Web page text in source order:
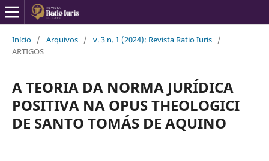
Início / Arquivos / v. 3 n. 1 (2024): Revista Ratio Iuris /
ARTIGOS
A TEORIA DA NORMA JURÍDICA
POSITIVA NA OPUS THEOLOGICI
DE SANTO TOMÁS DE AQUINO